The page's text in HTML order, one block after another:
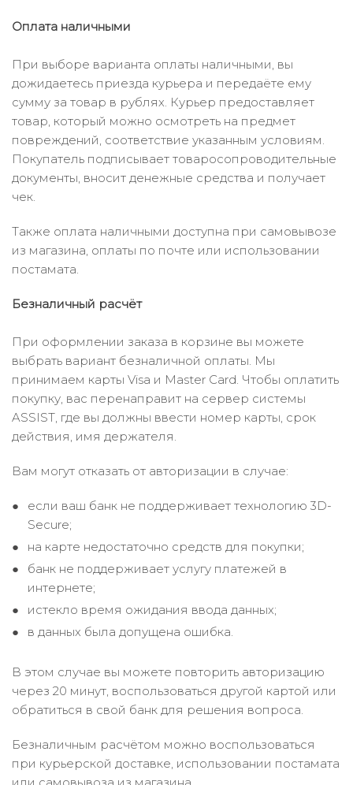
Оплата наличными
При выборе варианта оплаты наличными, вы
дожидаетесь приезда курьера и передаёте ему
сумму за товар в рублях. Курьер предоставляет
товар, который можно осмотреть на предмет
повреждений, соответствие указанным условиям.
Покупатель подписывает товаросопроводительные
документы, вносит денежные средства и получает
чек.
Также оплата наличными доступна при самовывозе
из магазина, оплаты по почте или использовании
постамата.
Безналичный расчёт
При оформлении заказа в корзине вы можете
выбрать вариант безналичной оплаты. Мы
принимаем карты Visa и Master Card. Чтобы оплатить
покупку, вас перенаправит на сервер системы
ASSIST, где вы должны ввести номер карты, срок
действия, имя держателя.
Вам могут отказать от авторизации в случае:
если ваш банк не поддерживает технологию 3D-
Secure;
на карте недостаточно средств для покупки;
банк не поддерживает услугу платежей в
интернете;
истекло время ожидания ввода данных;
в данных была допущена ошибка.
В этом случае вы можете повторить авторизацию
через 20 минут, воспользоваться другой картой или
обратиться в свой банк для решения вопроса.
Безналичным расчётом можно воспользоваться
при курьерской доставке, использовании постамата